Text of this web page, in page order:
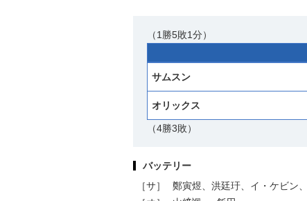
（1勝5敗1分）
サムスン
オリックス
（4勝3敗）
バッテリー
［サ］
鄭寅煜、洪廷玗、イ・ケビン